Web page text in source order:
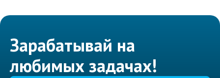
Зарабатывай на
любимых задачах!